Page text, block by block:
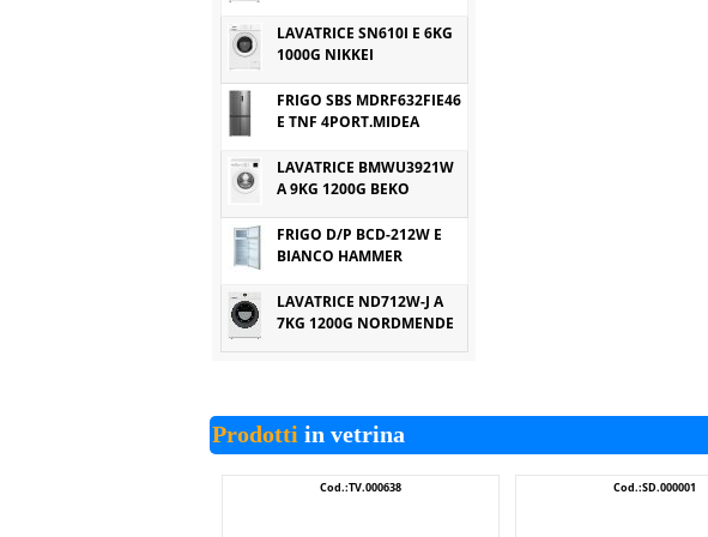
LAVATRICE SN610I E 6KG
1000G NIKKEI
FRIGO SBS MDRF632FIE46
E TNF 4PORT.MIDEA
LAVATRICE BMWU3921W
A 9KG 1200G BEKO
FRIGO D/P BCD-212W E
BIANCO HAMMER
LAVATRICE ND712W-J A
7KG 1200G NORDMENDE
Prodotti in vetrina
Cod.:TV.000638 Cod.:SD.000001